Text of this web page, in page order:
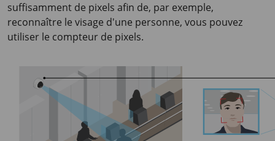
suffisamment de pixels afin de, par exemple,
reconnaître le visage d'une personne, vous pouvez
utiliser le compteur de pixels.